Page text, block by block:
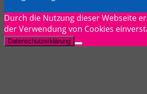
Durch die Nutzung dieser Webseite
der Verwendung von Cookies
Datenschutzerklärung